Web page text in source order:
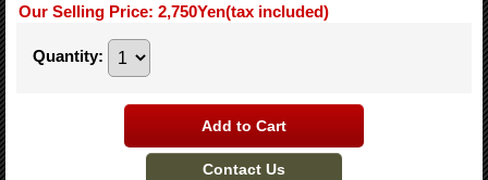
Our Selling Price: 2,750Yen(tax included)
Quantity: